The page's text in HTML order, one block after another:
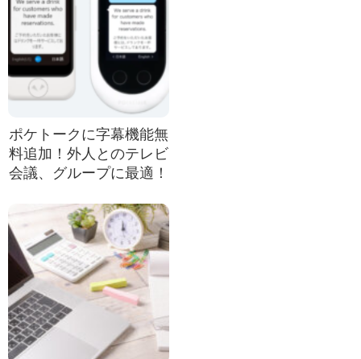
ポケトークに字幕機能無
料追加！外人とのテレビ
会議、グループに最適！